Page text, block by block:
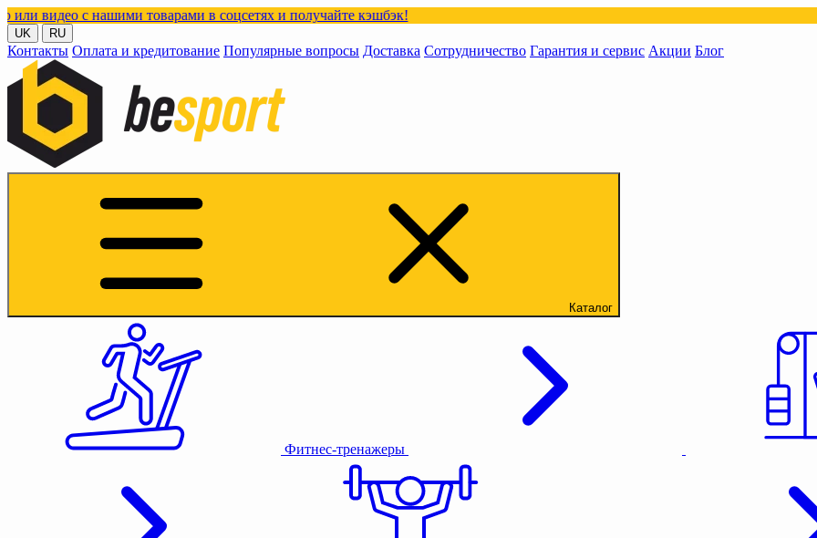
с нашими товарами в соцсетях и получайте кэшбэк!
UK RU
Контакты Оплата и кредитование Популярные вопросы Доставка Сотрудничество Гарантия и сервис Акции Блог
Каталог
Фитнес-тренажеры